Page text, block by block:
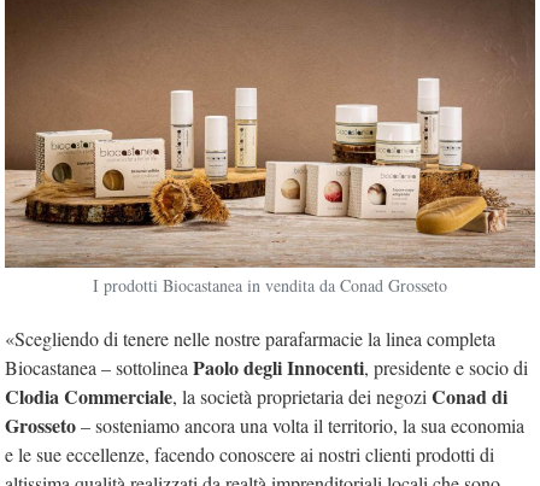
I prodotti Biocastanea in vendita da Conad Grosseto
«Scegliendo di tenere nelle nostre parafarmacie la linea completa
Biocastanea – sottolinea Paolo degli Innocenti, presidente e socio di
Clodia Commerciale, la società proprietaria dei negozi Conad di
Grosseto– sosteniamo ancora una volta il territorio, la sua economia
e le sue eccellenze, facendo conoscere ai nostri clienti prodotti di